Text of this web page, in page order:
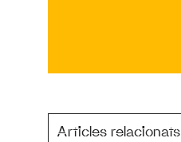
Articles relacionats